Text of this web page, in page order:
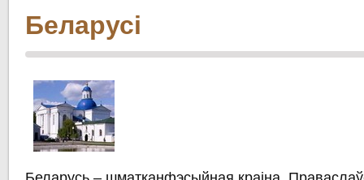
Беларусі